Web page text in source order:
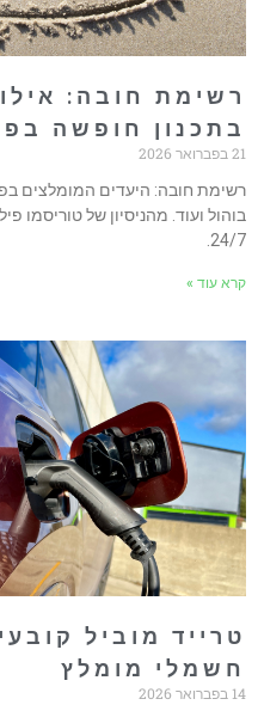
חובה: אילו
חופשה
חובה: היעדים המומלצים
24/
עוד »
מוביל
מומלץ